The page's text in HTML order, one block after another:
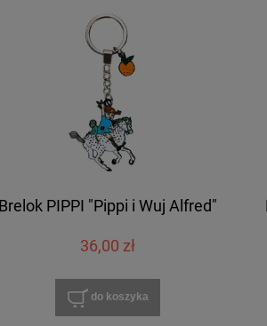
Brelok PIPPI "Pippi i Wuj Alfred"
36,00 zł
do koszyka